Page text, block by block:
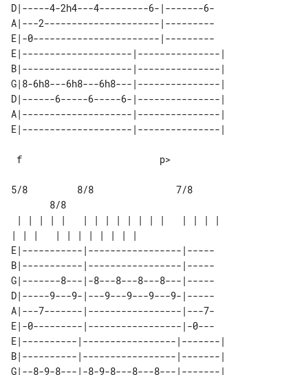
D|-----4-2h4---4---------6-|-------6-
A|---2---------------------|---------
E|-0-----------------------|---------
E|--------------------|---------------|
B|--------------------|---------------|
G|8-6h8---6h8---6h8---|---------------|
D|------6-----6-----6-|---------------|
A|--------------------|---------------|
5/8         8/8               7/8
E|-----------|-----------------|-----
B|-----------|-----------------|-----
G|-------8---|-8---8---8---8---|-----
D|-----9---9-|---9---9---9---9-|-----
A|---7-------|-----------------|---7-
E|-0---------|-----------------|-0---
E|----------|-----------------|-------|
B|----------|-----------------|-------|
G|--8-9-8---|-8-9-8---8---8---|-------|